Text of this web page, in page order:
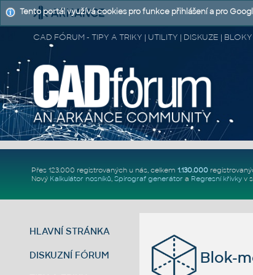
CAD FÓRUM - TIPY A TRIKY | UTILITY | DISKUZE |
Přes 123.000 registrovaných u nás, celkem 1.130.000
Nový Kalkulátor nosníků, Spirograf generátor a Regresní křivkyv
HLAVNÍ STRÁNKA
DISKUZNÍ FÓRUM Blok-
Tento portál využívá cookies pro funkce přihlášení a pro